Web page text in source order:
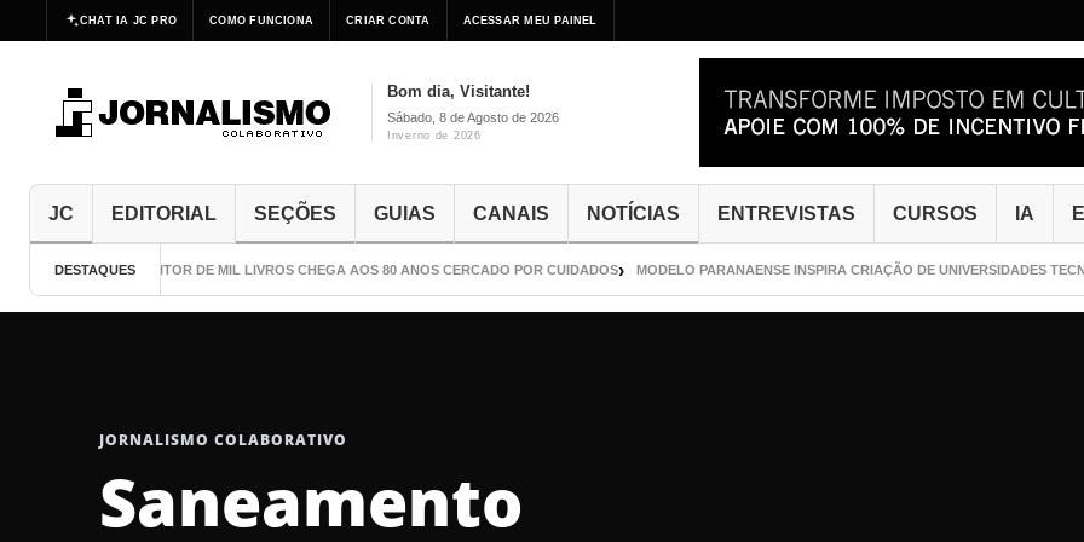
CHAT IA JC PRO COMO FUNCIONA CRIAR CONTA ACESSAR MEU PAINEL
Bom dia, Visitante!
Sábado, 8 de Agosto de 2026
Inverno de 2026
JC EDITORIAL SEÇÕES GUIAS CANAIS NOTÍCIAS ENTREVISTAS CURSOS IA
DESTAQUES
O ESCRITOR DE MIL LIVROS CHEGA AOS 80 ANOS CERCADO POR CUIDADOS MODELO PARANAENSE INSPIRA CRIAÇÃO DE UNIVERSIDADES
JORNALISMO COLABORATIVO
Saneamento